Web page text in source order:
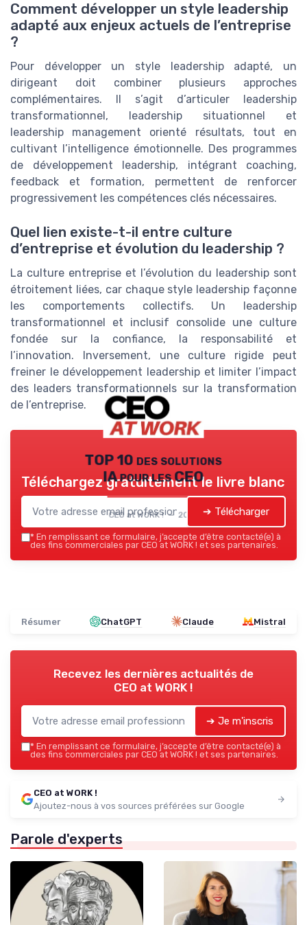
Comment développer un style leadership
adapté aux enjeux actuels de l’entreprise
?
Pour développer un style leadership adapté, un
dirigeant doit combiner plusieurs approches
complémentaires. Il s’agit d’articuler leadership
transformationnel, leadership situationnel et
leadership management orienté résultats, tout en
cultivant l’intelligence émotionnelle. Des programmes
de développement leadership, intégrant coaching,
feedback et formation, permettent de renforcer
progressivement les compétences clés nécessaires.
Quel lien existe-t-il entre culture
d’entreprise et évolution du leadership ?
La culture entreprise et l’évolution du leadership sont
étroitement liées, car chaque style leadership façonne
les comportements collectifs. Un leadership
transformationnel et inclusif consolide une culture
fondée sur la confiance, la responsabilité et
l’innovation. Inversement, une culture rigide peut
freiner le développement leadership et limiter l’impact
des leaders transformationnels sur la transformation
de l’entreprise.
TOP 10 des solutions
IA pour les CEO
CEO at WORK ! — 2026
Téléchargez gratuitement le livre blanc
➔ Télécharger
* En remplissant ce formulaire, j’accepte d’être contacté(e) à
des fins commerciales par CEO at WORK ! et ses partenaires.
Résumer ChatGPT Claude Mistral
Recevez les dernières actualités de
CEO at WORK !
➔ Je m'inscris
* En remplissant ce formulaire, j’accepte d’être contacté(e) à
des fins commerciales par CEO at WORK ! et ses partenaires.
CEO at WORK !
Ajoutez-nous à vos sources préférées sur Google
Parole d'experts